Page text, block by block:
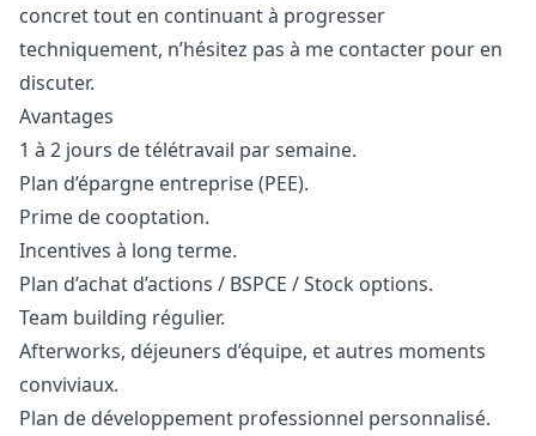
concret tout en continuant à progresser
techniquement, n’hésitez pas à me contacter pour en
discuter.
Avantages
1 à 2 jours de télétravail par semaine.
Plan d’épargne entreprise (PEE).
Prime de cooptation.
Incentives à long terme.
Plan d’achat d’actions / BSPCE / Stock options.
Team building régulier.
Afterworks, déjeuners d’équipe, et autres moments
conviviaux.
Plan de développement professionnel personnalisé.